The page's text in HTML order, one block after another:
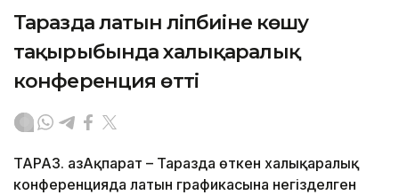
Таразда латын әліпбиіне көшу
тақырыбында халықаралық
конференция өтті
ТАРАЗ. ҚазАқпарат – Таразда өткен халықаралық
конференцияда латын графикасына негізделген